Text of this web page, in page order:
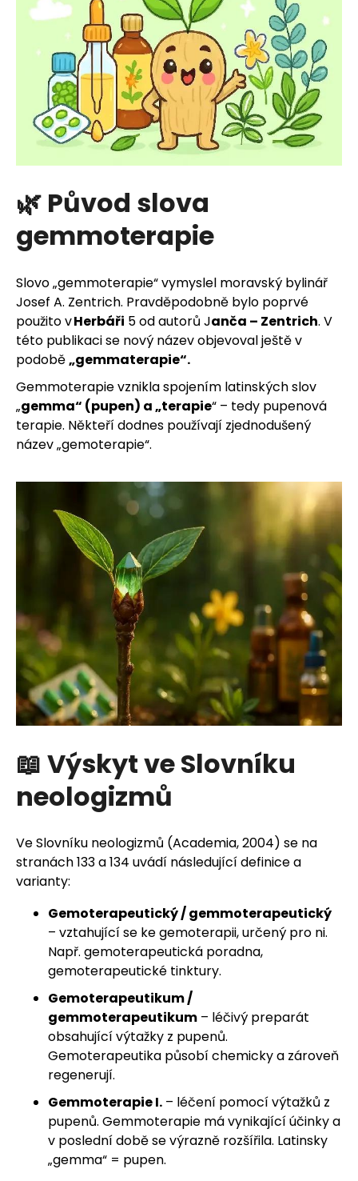
🌿 Původ slova
gemmoterapie
Slovo „gemmoterapie“ vymyslel moravský bylinář
Josef A. Zentrich. Pravděpodobně bylo poprvé
použito vHerbáři 5 od autorů Janča – Zentrich. V
této publikaci se nový název objevoval ještě v
podobě„gemmaterapie“.
Gemmoterapie vznikla spojením latinských slov
„gemma“ (pupen) a „terapie“ – tedy pupenová
terapie. Někteří dodnes používají zjednodušený
název „gemoterapie“.
📖 Výskyt ve Slovníku
neologizmů
Ve Slovníku neologizmů (Academia, 2004) se na
stranách 133 a 134 uvádí následující definice a
varianty:
Gemoterapeutický / gemmoterapeutický
– vztahující se ke gemoterapii, určený pro ni.
Např. gemoterapeutická poradna,
gemoterapeutické tinktury.
Gemoterapeutikum /
gemmoterapeutikum – léčivý preparát
obsahující výtažky z pupenů.
Gemoterapeutika působí chemicky a zároveň
regenerují.
Gemmoterapie I. – léčení pomocí výtažků z
pupenů. Gemmoterapie má vynikající účinky a
v poslední době se výrazně rozšířila. Latinsky
„gemma“ = pupen.
D
o
p
o
r
u
č
j
e